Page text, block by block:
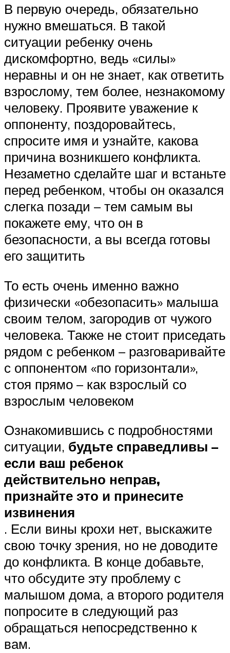
В первую очередь, обязательно
нужно вмешаться. В такой
ситуации ребенку очень
дискомфортно, ведь «силы»
неравны и он не знает, как ответить
взрослому, тем более, незнакомому
человеку. Проявите уважение к
оппоненту, поздоровайтесь,
спросите имя и узнайте, какова
причина возникшего конфликта.
Незаметно сделайте шаг и встаньте
перед ребенком, чтобы он оказался
слегка позади – тем самым вы
покажете ему, что он в
безопасности, а вы всегда готовы
его защитить
То есть очень именно важно
физически «обезопасить» малыша
своим телом, загородив от чужого
человека. Также не стоит приседать
рядом с ребенком – разговаривайте
с оппонентом «по горизонтали»,
стоя прямо – как взрослый со
взрослым человеком
Ознакомившись с подробностями
ситуации, будьте справедливы –
если ваш ребенок
действительно неправ,
признайте это и принесите
извинения
. Если вины крохи нет, выскажите
свою точку зрения, но не доводите
до конфликта. В конце добавьте,
что обсудите эту проблему с
малышом дома, а второго родителя
попросите в следующий раз
обращаться непосредственно к
вам.